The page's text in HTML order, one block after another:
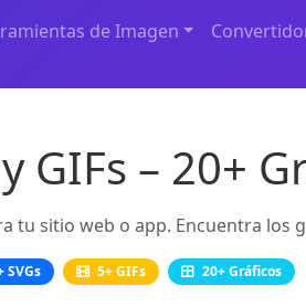
de Imagen
GIFs – 20+
tu sitio web o app. Encuentra
SVGs 5+ GIFs 20+ Gráficos